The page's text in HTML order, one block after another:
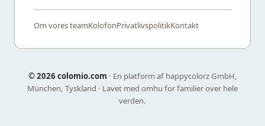
Om vores teamKolofonPrivatlivspolitikKontakt
©2026 colomio.com · En platform af happycolorz GmbH,
München, Tyskland · Lavet med omhu for familier over hele
verden.